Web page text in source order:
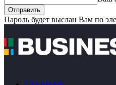
Пароль будет выслан Вам по